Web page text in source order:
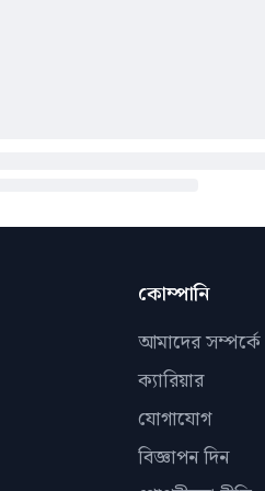
কোম্পানি
আমাদের সম্পর্কে
ক্যারিয়ার
যোগাযোগ
বিজ্ঞাপন দিন